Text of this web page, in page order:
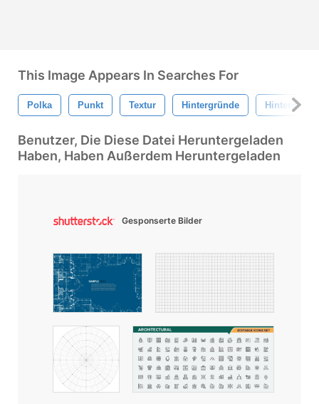
This Image Appears In Searches For
Polka Punkt Textur Hintergründe Hintergrund
Benutzer, Die Diese Datei Heruntergeladen
Haben, Haben Außerdem Heruntergeladen
Gesponserte Bilder